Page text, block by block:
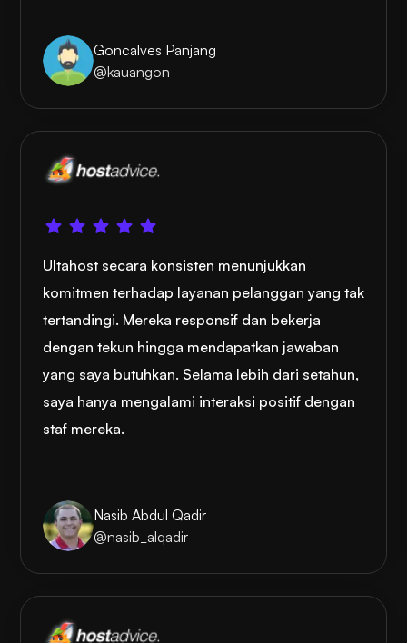
Goncalves Panjang
@kauangon
Ultahost secara konsisten menunjukkan
komitmen terhadap layanan pelanggan yang tak
tertandingi. Mereka responsif dan bekerja
dengan tekun hingga mendapatkan jawaban
yang saya butuhkan. Selama lebih dari setahun,
saya hanya mengalami interaksi positif dengan
staf mereka.
Nasib Abdul Qadir
@nasib_alqadir